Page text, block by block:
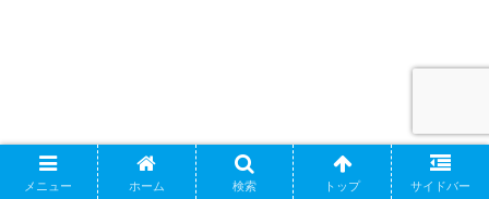
メニュー ホーム 検索 トップ サイドバー